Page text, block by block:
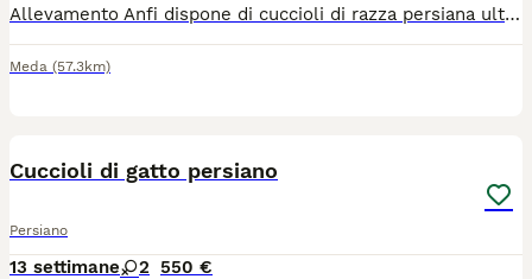
Allevamento Anfi dispone di cuccioli di razza persiana ultimi maschietti bianchi e uno bianco e rosso
Meda (57.3km)
Cuccioli di gatto persiano
Persiano
13 settimane 2 550 €